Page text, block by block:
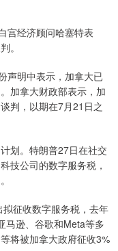
经济顾问哈塞特表
。
明中表示，加拿大已
加拿大财政部表示，加
判，以期在7月21日之
划。特朗普27日在社交
技公司的数字服务税，
征收数字服务税，去年
马逊、谷歌和Meta等多
将被加拿大政府征收3%